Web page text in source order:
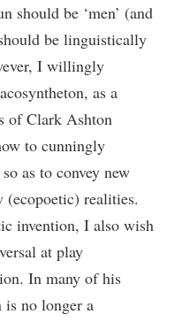
should be ‘men’ (and
be linguistically
I willingly
as a
of Clark Ashton
to cunningly
as to convey new
(ecopoetic) realities.
invention, I also wish
at play
In many of his
is no longer a